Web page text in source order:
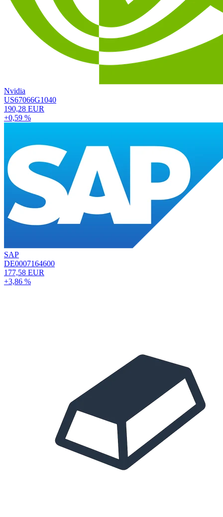
Nvidia
US67066G1040
190,28 EUR
+0,59 %
SAP
DE0007164600
177,58 EUR
+3,86 %